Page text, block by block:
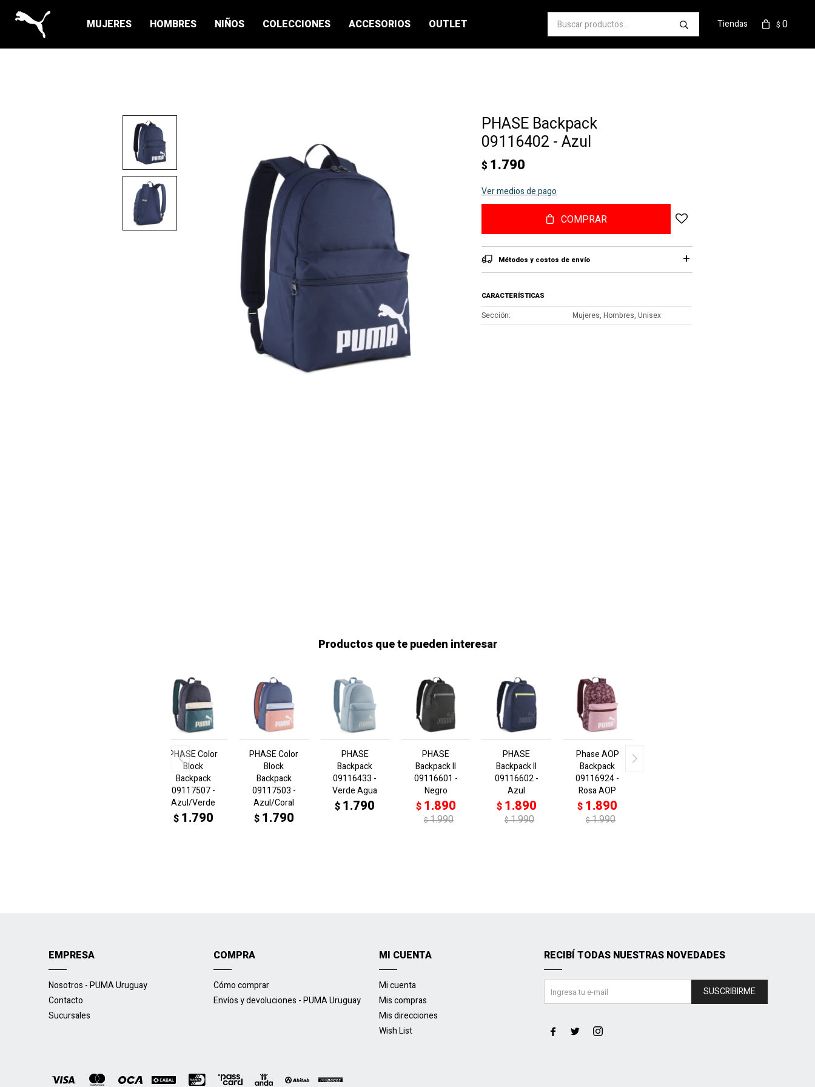
MUJERES HOMBRES NIÑOS COLECCIONES ACCESORIOS OUTLET $ 0
Tiendas
PHASE Backpack
09116402 - Azul
$ 1.790
Ver medios de pago
COMPRAR
Métodos y costos de envío
CARACTERÍSTICAS
Sección Mujeres, Hombres, Unisex
Productos que te pueden interesar
PHASE Color
Block
Backpack
09117507 -
Azul/Verde
$ 1.790
PHASE Color
Block
Backpack
09117503 -
Azul/Coral
$ 1.790
PHASE
Backpack
09116433 -
Verde Agua
$ 1.790
PHASE
Backpack II
09116601 -
Negro
$ 1.890
$1.990
PHASE
Backpack II
09116602 -
Azul
$ 1.890
$1.990
Phase AOP
Backpack
09116924 -
Rosa AOP
$ 1.890
$1.990
EMPRESA
Nosotros - PUMA Uruguay
Contacto
Sucursales
COMPRA
Cómo comprar
Envíos y devoluciones - PUMA Uruguay
MI CUENTA
Mi cuenta
Mis compras
Mis direcciones
Wish List
RECIBÍ TODAS NUESTRAS NOVEDADES
SUSCRIBIRME
  